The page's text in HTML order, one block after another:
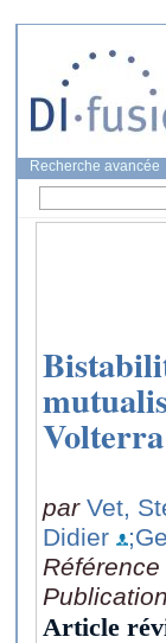
Recherche avancée
par Vet,
Didier
Référence
Publication
Article